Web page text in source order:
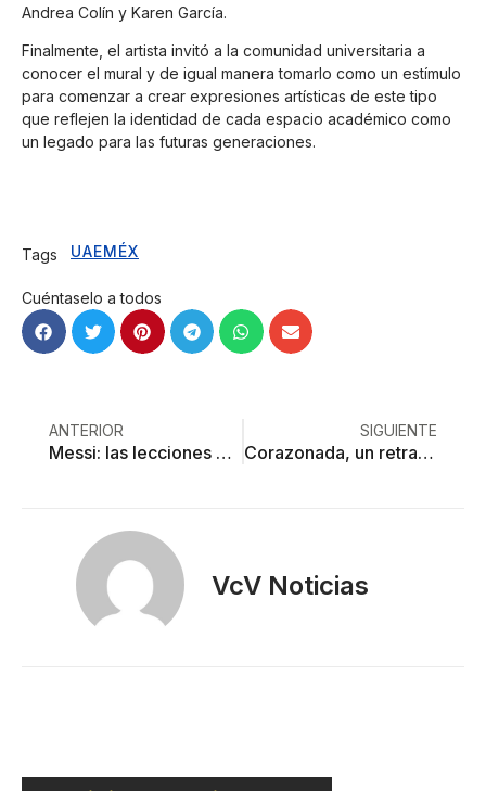
Andrea Colín y Karen García.
Finalmente, el artista invitó a la comunidad universitaria a
conocer el mural y de igual manera tomarlo como un estímulo
para comenzar a crear expresiones artísticas de este tipo
que reflejen la identidad de cada espacio académico como
un legado para las futuras generaciones.
Tags UAEMÉX
Cuéntaselo a todos
ANTERIOR
Messi: las lecciones del Diez
SIGUIENTE
Corazonada, un retrato de la ilegalidad del “mexican dream”
VcV Noticias